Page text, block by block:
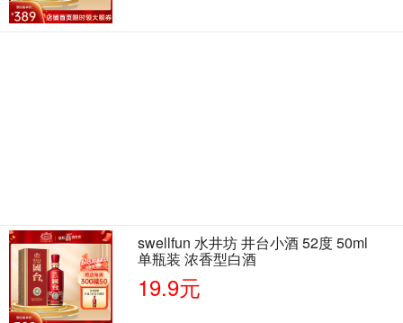
swellfun 水井坊 井台小酒 52度 50ml
单瓶装 浓香型白酒
19.9元